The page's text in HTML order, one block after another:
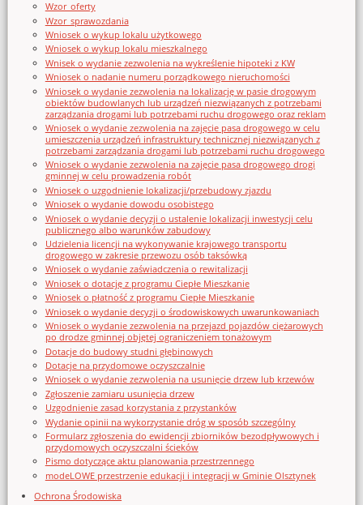
Wzor_oferty
Wzor_sprawozdania
Wniosek o wykup lokalu użytkowego
Wniosek o wykup lokalu mieszkalnego
Wnisek o wydanie zezwolenia na wykreślenie hipoteki z KW
Wniosek o nadanie numeru porządkowego nieruchomości
Wniosek o wydanie zezwolenia na lokalizację w pasie drogowym
obiektów budowlanych lub urządzeń niezwiązanych z potrzebami
zarządzania drogami lub potrzebami ruchu drogowego oraz reklam
Wniosek o wydanie zezwolenia na zajęcie pasa drogowego w celu
umieszczenia urządzeń infrastruktury technicznej niezwiązanych z
potrzebami zarządzania drogami lub potrzebami ruchu drogowego
Wniosek o wydanie zezwolenia na zajęcie pasa drogowego drogi
gminnej w celu prowadzenia robót
Wniosek o uzgodnienie lokalizacji/przebudowy zjazdu
Wniosek o wydanie dowodu osobistego
Wniosek o wydanie decyzji o ustalenie lokalizacji inwestycji celu
publicznego albo warunków zabudowy
Udzielenia licencji na wykonywanie krajowego transportu
drogowego w zakresie przewozu osób taksówką
Wniosek o wydanie zaświadczenia o rewitalizacji
Wniosek o dotację z programu Ciepłe Mieszkanie
Wniosek o płatność z programu Ciepłe Mieszkanie
Wniosek o wydanie decyzji o środowiskowych uwarunkowaniach
Wniosek o wydanie zezwolenia na przejazd pojazdów ciężarowych
po drodze gminnej objętej ograniczeniem tonażowym
Dotacje do budowy studni głębinowych
Dotacje na przydomowe oczyszczalnie
Wniosek o wydanie zezwolenia na usunięcie drzew lub krzewów
Zgłoszenie zamiaru usunięcia drzew
Uzgodnienie zasad korzystania z przystanków
Wydanie opinii na wykorzystanie dróg w sposób szczególny
Formularz zgłoszenia do ewidencji zbiorników bezodpływowych i
przydomowych oczyszczalni ścieków
Pismo dotyczące aktu planowania przestrzennego
modeLOWE przestrzenie edukacji i integracji w Gminie Olsztynek
Ochrona Środowiska